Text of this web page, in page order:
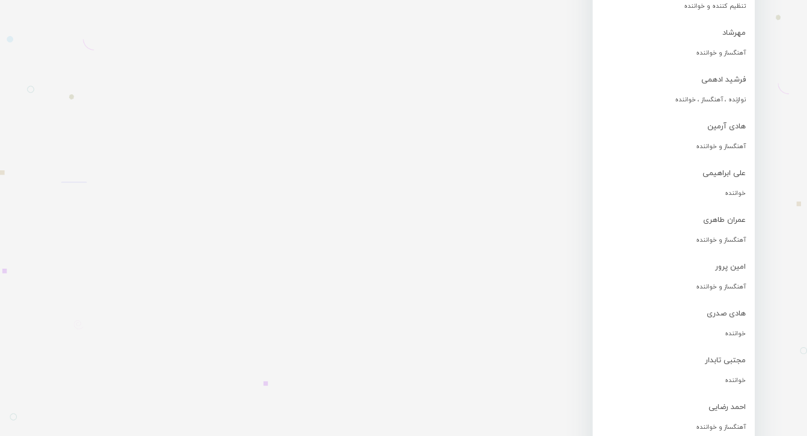
تنظیم کننده و خواننده
مهرشاد
آهنگساز و خواننده
فرشید ادهمی
نوازنده ، آهنگساز ، خواننده
هادی آرمین
آهنگساز و خواننده
علی ابراهیمی
خواننده
عمران طاهری
آهنگساز و خواننده
امین پرور
آهنگساز و خواننده
هادی صدری
خواننده
مجتبی تابدار
خواننده
احمد رضایی
آهنگساز و خواننده